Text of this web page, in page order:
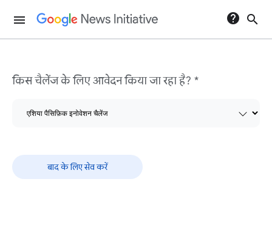
menu help search
इनोवेशन चैलेंज फ़ॉर्म
किस चैलेंज के लिए आवेदन किया जा रहा है? *
बाद के लिए सेव करें